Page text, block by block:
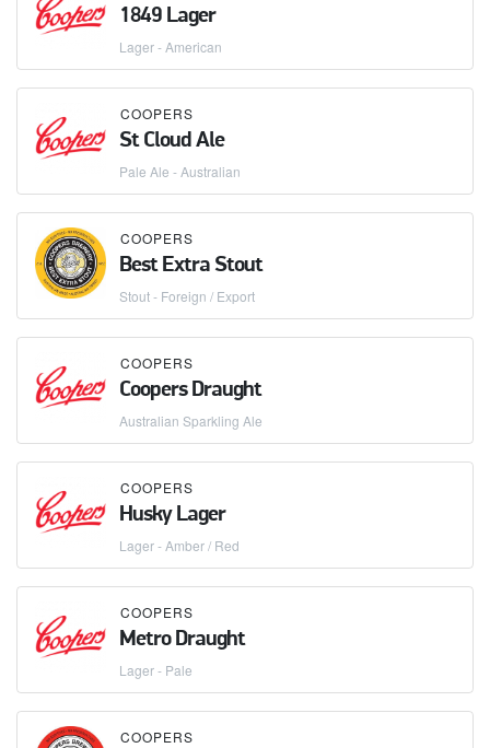
1849 Lager
Lager - American
COOPERS
St Cloud Ale
Pale Ale - Australian
COOPERS
Best Extra Stout
Stout - Foreign / Export
COOPERS
Coopers Draught
Australian Sparkling Ale
COOPERS
Husky Lager
Lager - Amber / Red
COOPERS
Metro Draught
Lager - Pale
COOPERS